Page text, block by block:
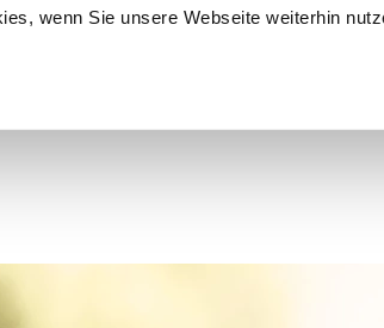
wenn Sie unsere Webseite weiterhin